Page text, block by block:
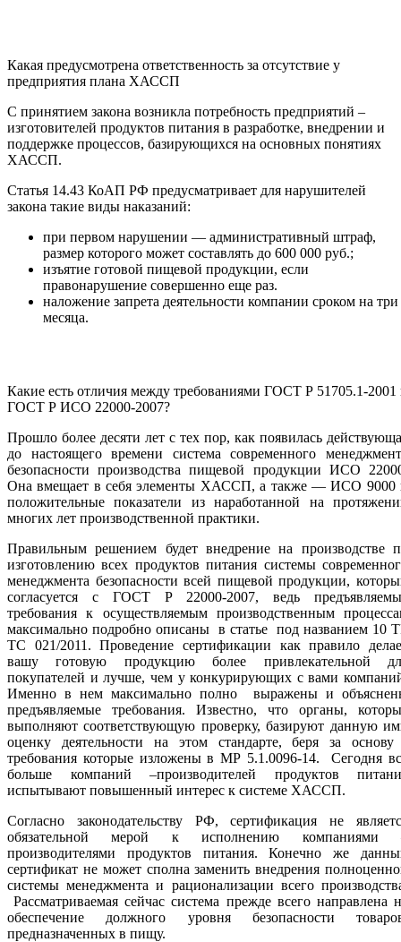
Какая предусмотрена ответственность за отсутствие у
предприятия плана ХАССП
С принятием закона возникла потребность предприятий –
изготовителей продуктов питания в разработке, внедрении и
поддержке процессов, базирующихся на основных понятиях
ХАССП.
Статья 14.43 КоАП РФ предусматривает для нарушителей
закона такие виды наказаний:
при первом нарушении — административный штраф,
размер которого может составлять до 600 000 руб.;
изъятие готовой пищевой продукции, если
правонарушение совершенно еще раз.
наложение запрета деятельности компании сроком на три
месяца.
Какие есть отличия между требованиями ГОСТ Р 51705.1-2001
ГОСТ Р ИСО 22000-2007?
Прошло более десяти лет с тех пор, как появилась
до настоящего времени система современного
безопасности производства пищевой продукции ИСО
Она вмещает в себя элементы ХАССП, а также — ИСО 9000
положительные показатели из наработанной на
многих лет производственной практики.
Правильным решением будет внедрение на производстве
изготовлению всех продуктов питания системы
менеджмента безопасности всей пищевой продукции,
согласуется с ГОСТ Р 22000-2007, ведь
требования к осуществляемым производственным
максимально подробно описаны в статье под названием 10
ТС 021/2011. Проведение сертификации как правило
вашу готовую продукцию более привлекательной
покупателей и лучше, чем у конкурирующих с вами
Именно в нем максимально полно выражены и
предъявляемые требования. Известно, что органы,
выполняют соответствующую проверку, базируют данную
оценку деятельности на этом стандарте, беря за
требования которые изложены в МР 5.1.0096-14. Сегодня
больше компаний –производителей продуктов
испытывают повышенный интерес к системе ХАССП.
Согласно законодательству РФ, сертификация не
обязательной мерой к исполнению компаниями
производителями продуктов питания. Конечно же
сертификат не может сполна заменить внедрения
системы менеджмента и рационализации всего
Рассматриваемая сейчас система прежде всего направлена
обеспечение должного уровня безопасности
предназначенных в пищу.